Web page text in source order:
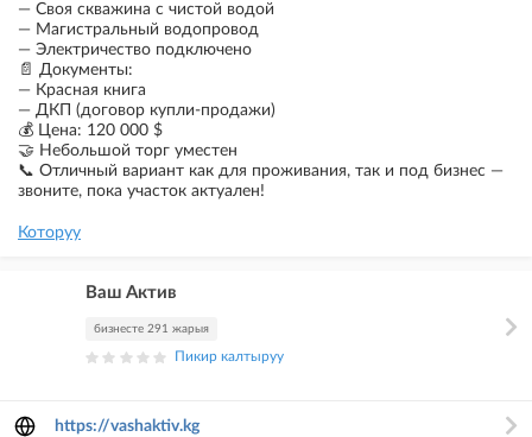
— Своя скважина с чистой водой
— Магистральный водопровод
— Электричество подключено
📄 Документы:
— Красная книга
— ДКП (договор купли-продажи)
💰 Цена: 120 000 $
🤝 Небольшой торг уместен
📞 Отличный вариант как для проживания, так и под бизнес —
звоните, пока участок актуален!
Которуу
Ваш Актив
бизнесте 291 жарыя
Пикир калтыруу
https://vashaktiv.kg